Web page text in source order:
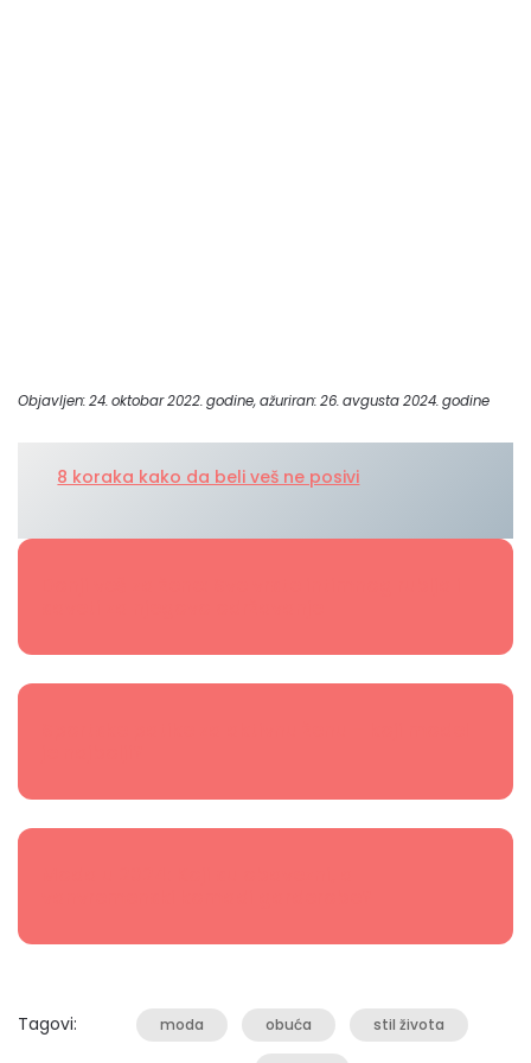
Objavljen: 24. oktobar 2022. godine, ažuriran: 26. avgusta 2024. godine
8 koraka kako da beli veš ne posivi
Tagovi: moda obuća stil života